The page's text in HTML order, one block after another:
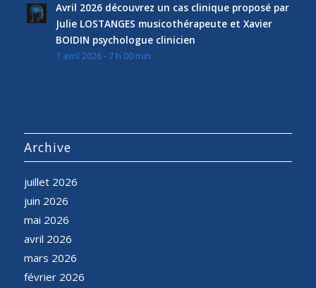
Avril 2026 découvrez un cas clinique proposé par
Julie LOSTANGES musicothérapeute et Xavier
BOIDIN psychologue clinicien
1 avril 2026 - 7 h 00 min
Archive
juillet 2026
juin 2026
mai 2026
avril 2026
mars 2026
février 2026